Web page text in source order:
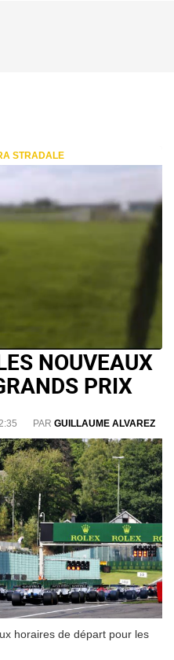
NOUVEAUX
PRIX
PAR GUILLAUME ALVAREZ
horaires de départ pour les